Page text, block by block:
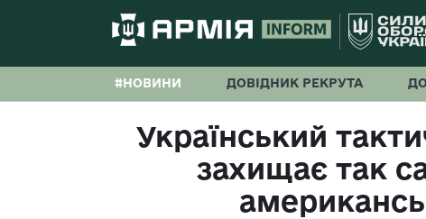
#НОВИНИ ДОВІДНИК РЕКРУТА
Український
захищає так